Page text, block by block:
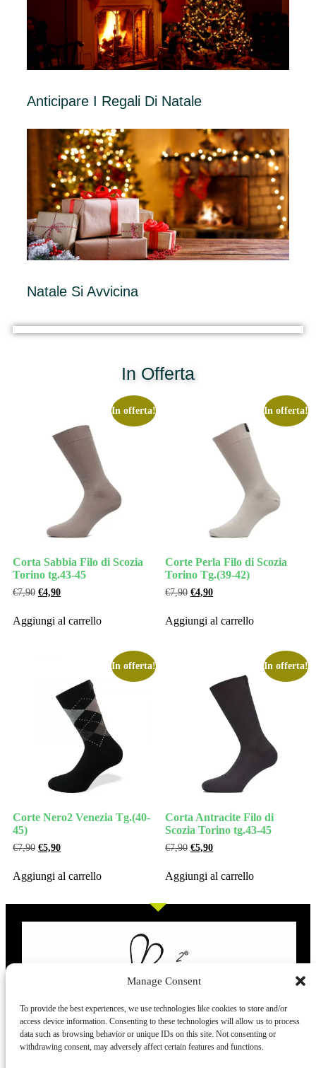
Manage Consent
To provide the best experiences, we use technologies like cookies to store and/or
access device information. Consenting to these technologies will allow us to process
data such as browsing behavior or unique IDs on this site. Not consenting or
withdrawing consent, may adversely affect certain features and functions.
Anticipare I Regali Di Natale
Natale Si Avvicina
In Offerta
In offerta!
Corta Sabbia Filo di Scozia
Torino tg.43-45
€7,90 €4,90
Aggiungi al carrello
In offerta!
Corte Perla Filo di Scozia
Torino Tg.(39-42)
€7,90 €4,90
Aggiungi al carrello
In offerta!
Corte Nero2 Venezia Tg.(40-
45)
€7,90 €5,90
Aggiungi al carrello
In offerta!
Corta Antracite Filo di
Scozia Torino tg.43-45
€7,90 €5,90
Aggiungi al carrello
L’evoluzione delle calze